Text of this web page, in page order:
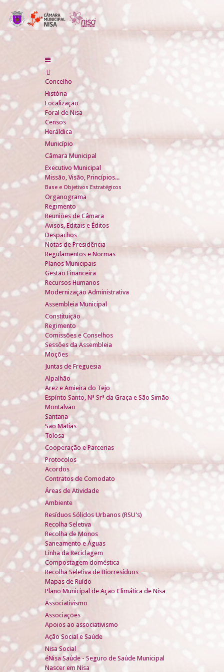
Concelho
História
Localização
Foral de Nisa
Censos
Heráldica
Município
Câmara Municipal
Executivo Municipal
Missão, Visão, Princípios...
Base e Objetivos Estratégicos
Organograma
Regimento
Reuniões de Câmara
Avisos, Editais e Éditos
Despachos
Notas de Presidência
Regulamentos e Normas
Planos Municipais
Gestão Financeira
Recursos Humanos
Modernização Administrativa
Assembleia Municipal
Constituição
Regimento
Comissões e Conselhos
Sessões da Assembleia
Moções
Juntas de Freguesia
Alpalhão
Arez e Amieira do Tejo
Espírito Santo, Nª Srª da Graça e São Simão
Montalvão
Santana
São Matias
Tolosa
Cooperação e Parcerias
Protocolos
Acordos
Contratos de Comodato
Áreas de Atividade
Ambiente
Resíduos Sólidos Urbanos (RSU's)
Recolha Seletiva
Recolha de Monos
Saneamento e Águas
Linha da Reciclagem
Compostagem doméstica
Recolha Seletiva de Biorresíduos
Mapas de Ruído
Plano Municipal de Ação Climática de Nisa
Associativismo
Associações
Apoios ao associativismo
Ação Social e Saúde
Nisa Social
éNisa Saúde - Seguro de Saúde Municipal
Nascer em Nisa